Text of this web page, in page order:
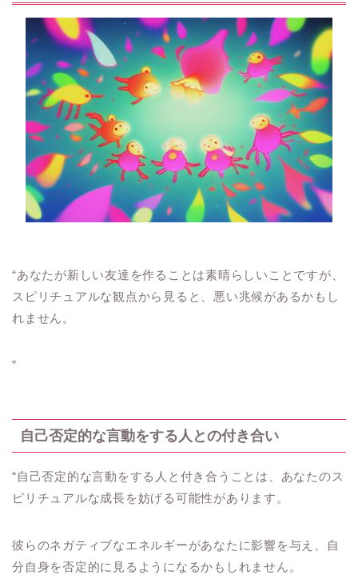
“あなたが新しい友達を作ることは素晴らしいことですが、
スピリチュアルな観点から見ると、悪い兆候があるかもし
れません。
”
自己否定的な言動をする人との付き合い
“自己否定的な言動をする人と付き合うことは、あなたのス
ピリチュアルな成長を妨げる可能性があります。
彼らのネガティブなエネルギーがあなたに影響を与え、自
分自身を否定的に見るようになるかもしれません。